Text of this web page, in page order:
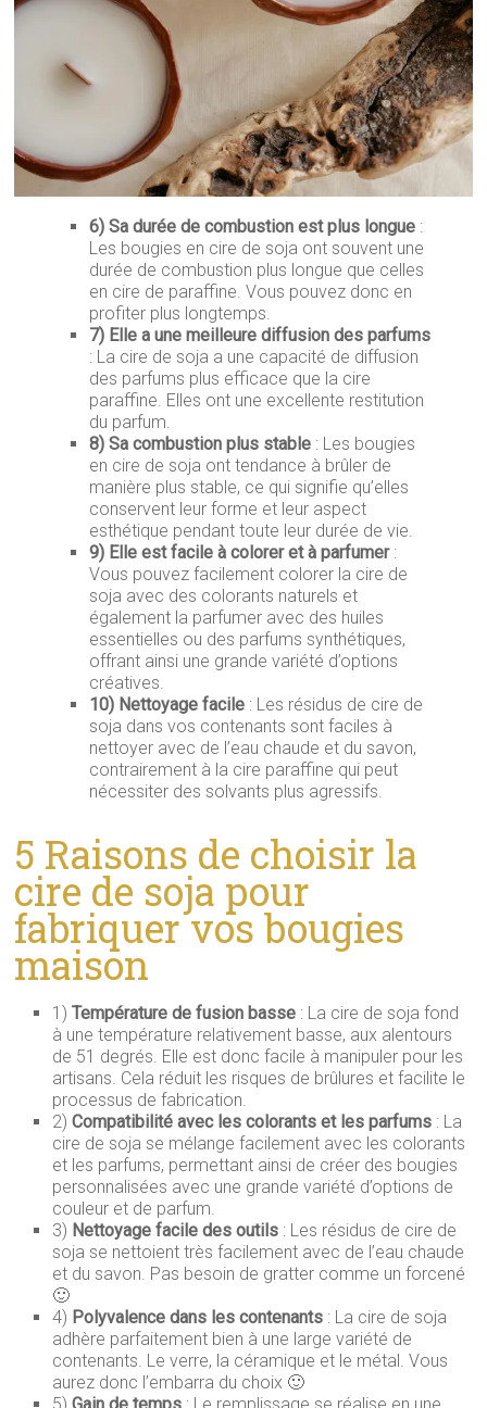
6) Sa durée de combustion est plus longue :
Les bougies en cire de soja ont souvent une
durée de combustion plus longue que celles
en cire de paraffine. Vous pouvez donc en
profiter plus longtemps.
7) Elle a une meilleure diffusion des parfums
: La cire de soja a une capacité de diffusion
des parfums plus efficace que la cire
paraffine. Elles ont une excellente restitution
du parfum.
8) Sa combustion plus stable : Les bougies
en cire de soja ont tendance à brûler de
manière plus stable, ce qui signifie qu’elles
conservent leur forme et leur aspect
esthétique pendant toute leur durée de vie.
9) Elle est facile à colorer et à parfumer:
Vous pouvez facilement colorer la cire de
soja avec des colorants naturels et
également la parfumer avec des huiles
essentielles ou des parfums synthétiques,
offrant ainsi une grande variété d’options
créatives.
10) Nettoyage facile : Les résidus de cire de
soja dans vos contenants sont faciles à
nettoyer avec de l’eau chaude et du savon,
contrairement à la cire paraffine qui peut
nécessiter des solvants plus agressifs.
5 Raisons de choisir la
cire de soja pour
fabriquer vos bougies
maison
1) Température de fusion basse : La cire de soja fond
à une température relativement basse, aux alentours
de 51 degrés. Elle est donc facile à manipuler pour les
artisans. Cela réduit les risques de brûlures et facilite le
processus de fabrication.
2)Compatibilité avec les colorants et les parfums : La
cire de soja se mélange facilement avec les colorants
et les parfums, permettant ainsi de créer des bougies
personnalisées avec une grande variété d’options de
couleur et de parfum.
3) Nettoyage facile des outils : Les résidus de cire de
soja se nettoient très facilement avec de l’eau chaude
et du savon. Pas besoin de gratter comme un forcené
🙂
4) Polyvalence dans les contenants : La cire de soja
adhère parfaitement bien à une large variété de
contenants. Le verre, la céramique et le métal. Vous
aurez donc l’embarra du choix 🙂